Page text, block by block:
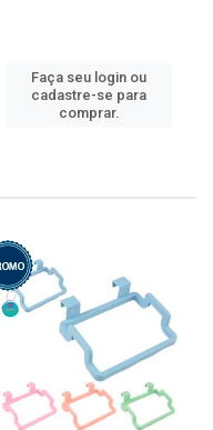
Faça seu login ou
cadastre-se para
comprar.